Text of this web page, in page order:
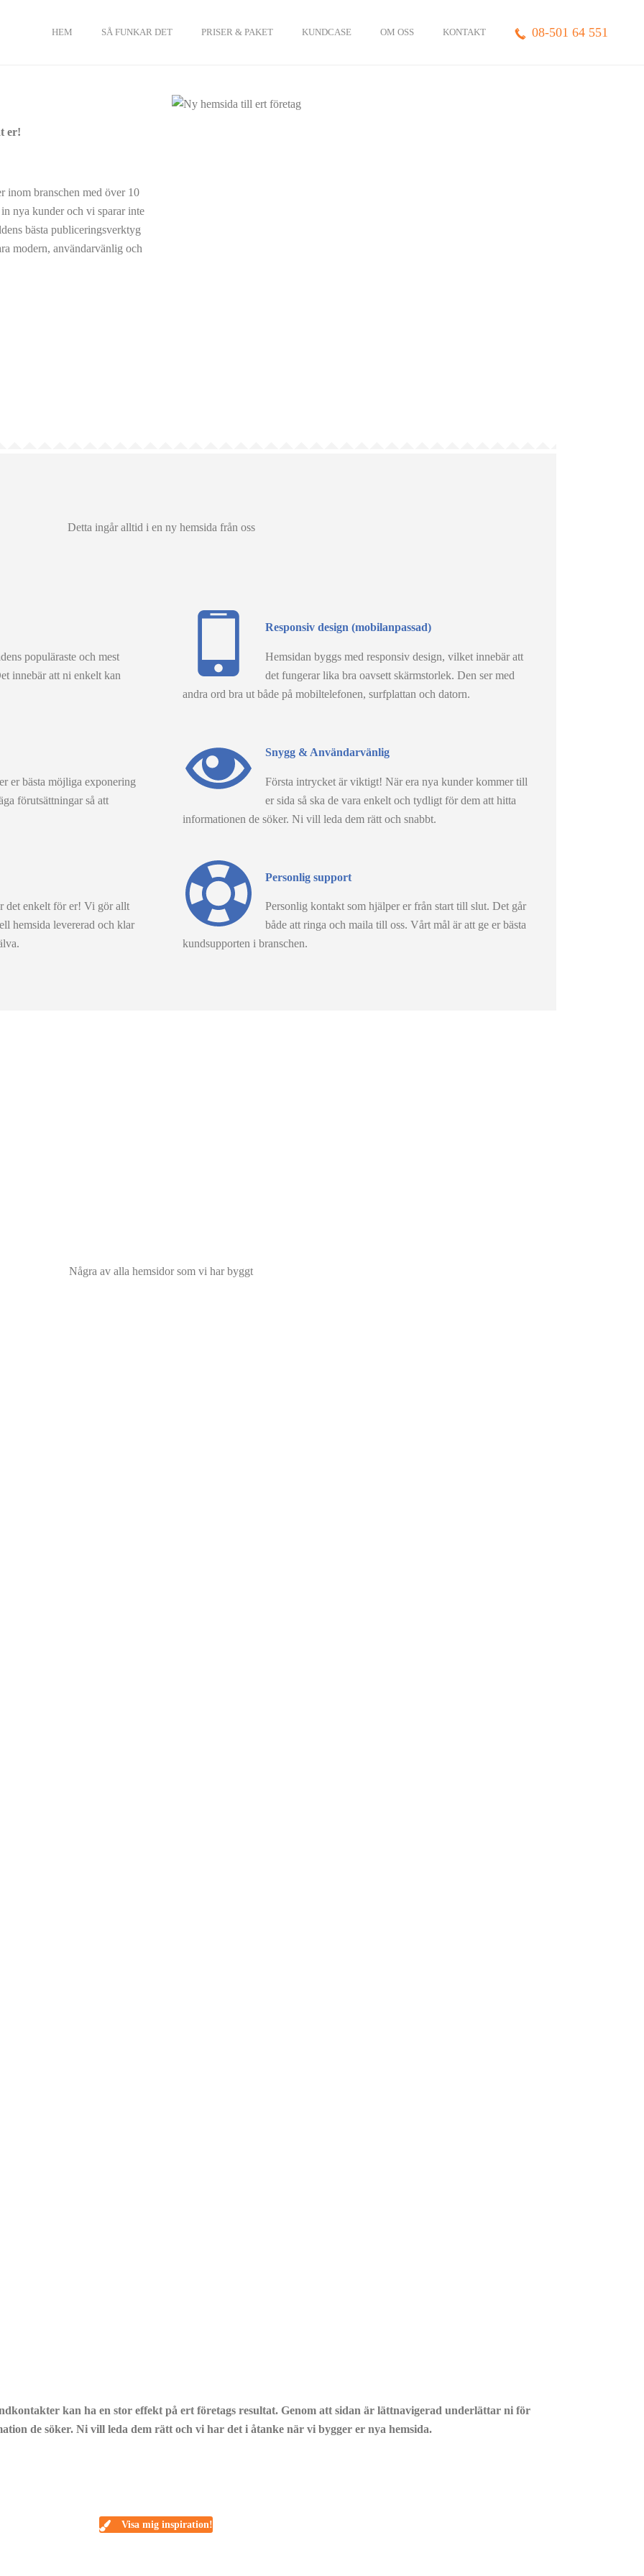
HEM SÅ FUNKAR DET PRISER & PAKET KUNDCASE OM OSS KONTAKT 08-501 64 551
er!
inom branschen med över 10
nya kunder och vi sparar inte
bästa publiceringsverktyg
modern, användarvänlig och
Detta ingår alltid i en ny hemsida från oss
populäraste och mest
innebär att ni enkelt kan
Responsiv design (mobilanpassad)
Hemsidan byggs med responsiv design, vilket innebär att
det fungerar lika bra oavsett skärmstorlek. Den ser med
andra ord bra ut både på mobiltelefonen, surfplattan och datorn.
er bästa möjliga exponering
förutsättningar så att
Snygg & Användarvänlig
Första intrycket är viktigt! När era nya kunder kommer till
er sida så ska de vara enkelt och tydligt för dem att hitta
informationen de söker. Ni vill leda dem rätt och snabbt.
det enkelt för er! Vi gör allt
hemsida levererad och klar
Personlig support
Personlig kontakt som hjälper er från start till slut. Det går
både att ringa och maila till oss. Vårt mål är att ge er bästa
kundsupporten i branschen.
Några av alla hemsidor som vi har byggt
kan ha en stor effekt på ert företags resultat. Genom att sidan är lättnavigerad underlättar ni för
de söker. Ni vill leda dem rätt och vi har det i åtanke när vi bygger er nya hemsida.
Visa mig inspiration!